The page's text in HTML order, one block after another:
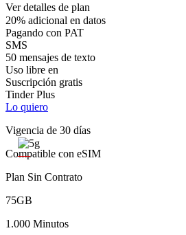
Ver detalles de plan
20% adicional en datos
Pagando con PAT
SMS
50 mensajes de texto
Uso libre en
Suscripción gratis
Tinder Plus
Lo quiero
Vigencia de 30 días
Compatible con eSIM
Plan Sin Contrato
75GB
1.000 Minutos